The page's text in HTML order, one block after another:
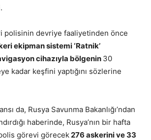
polisinin devriye faaliyetinden önce
ekipman sistemi ‘Ratnik’
cihazıyla bölgenin 30
kadar keşfini yaptığını sözlerine
da, Rusya Savunma Bakanlığı’ndan
haberinde, Rusya’nın bir hafta
görevi görecek276 askerini ve 33